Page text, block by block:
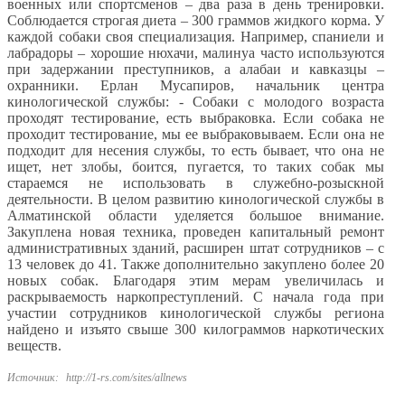
военных или спортсменов – два раза в день тренировки.
Соблюдается строгая диета – 300 граммов жидкого корма. У
каждой собаки своя специализация. Например, спаниели и
лабрадоры – хорошие нюхачи, малинуа часто используются
при задержании преступников, а алабаи и кавказцы –
охранники. Ерлан Мусапиров, начальник центра
кинологической службы: - Собаки с молодого возраста
проходят тестирование, есть выбраковка. Если собака не
проходит тестирование, мы ее выбраковываем. Если она не
подходит для несения службы, то есть бывает, что она не
ищет, нет злобы, боится, пугается, то таких собак мы
стараемся не использовать в служебно-розыскной
деятельности. В целом развитию кинологической службы в
Алматинской области уделяется большое внимание.
Закуплена новая техника, проведен капитальный ремонт
административных зданий, расширен штат сотрудников – с
13 человек до 41. Также дополнительно закуплено более 20
новых собак. Благодаря этим мерам увеличилась и
раскрываемость наркопреступлений. С начала года при
участии сотрудников кинологической службы региона
найдено и изъято свыше 300 килограммов наркотических
веществ.
Источник: http://1-rs.com/sites/allnews